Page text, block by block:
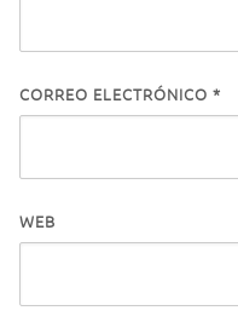
CORREO ELECTRÓNICO *
WEB